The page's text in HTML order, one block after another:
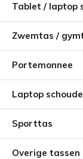
Tablet / laptop
Zwemtas /
Portemonnee
Laptop
Sporttas
Overige tassen